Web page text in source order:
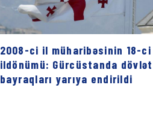
2008-ci il müharibəsinin 18-ci
ildönümü: Gürcüstanda dövlət
bayraqları yarıya endirildi